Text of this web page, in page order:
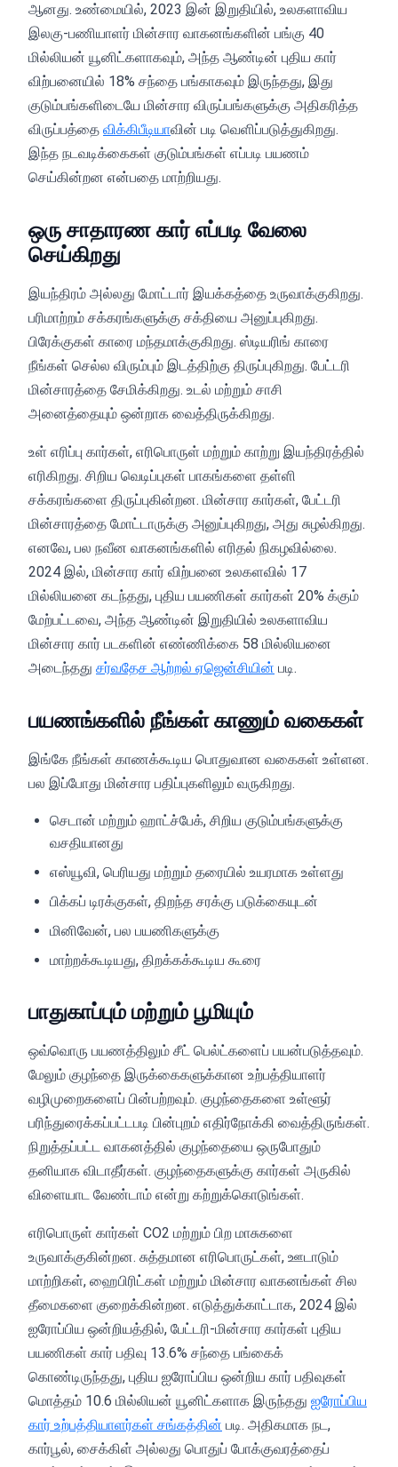
ஆனது. உண்மையில், 2023 இன் இறுதியில், உலகளாவிய
இலகு-பணியாளர் மின்சார வாகனங்களின் பங்கு 40
மில்லியன் யூனிட்களாகவும், அந்த ஆண்டின் புதிய கார்
விற்பனையில் 18% சந்தை பங்காகவும் இருந்தது, இது
குடும்பங்களிடையே மின்சார விருப்பங்களுக்கு அதிகரித்த
விருப்பத்தை விக்கிபீடியாவின் படி வெளிப்படுத்துகிறது.
இந்த நடவடிக்கைகள் குடும்பங்கள் எப்படி பயணம்
செய்கின்றன என்பதை மாற்றியது.
ஒரு சாதாரண கார் எப்படி வேலை
செய்கிறது
இயந்திரம் அல்லது மோட்டார் இயக்கத்தை உருவாக்குகிறது.
பரிமாற்றம் சக்கரங்களுக்கு சக்தியை அனுப்புகிறது.
பிரேக்குகள் காரை மந்தமாக்குகிறது. ஸ்டியரிங் காரை
நீங்கள் செல்ல விரும்பும் இடத்திற்கு திருப்புகிறது. பேட்டரி
மின்சாரத்தை சேமிக்கிறது. உடல் மற்றும் சாசி
அனைத்தையும் ஒன்றாக வைத்திருக்கிறது.
உள் எரிப்பு கார்கள், எரிபொருள் மற்றும் காற்று இயந்திரத்தில்
எரிகிறது. சிறிய வெடிப்புகள் பாகங்களை தள்ளி
சக்கரங்களை திருப்புகின்றன. மின்சார கார்கள், பேட்டரி
மின்சாரத்தை மோட்டாருக்கு அனுப்புகிறது, அது சுழல்கிறது.
எனவே, பல நவீன வாகனங்களில் எரிதல் நிகழவில்லை.
2024 இல், மின்சார கார் விற்பனை உலகளவில் 17
மில்லியனை கடந்தது, புதிய பயணிகள் கார்கள் 20% க்கும்
மேற்பட்டவை, அந்த ஆண்டின் இறுதியில் உலகளாவிய
மின்சார கார் படகளின் எண்ணிக்கை 58 மில்லியனை
அடைந்தது சர்வதேச ஆற்றல் ஏஜென்சியின் படி.
பயணங்களில் நீங்கள் காணும் வகைகள்
இங்கே நீங்கள் காணக்கூடிய பொதுவான வகைகள் உள்ளன.
பல இப்போது மின்சார பதிப்புகளிலும் வருகிறது.
செடான் மற்றும் ஹாட்ச்பேக், சிறிய குடும்பங்களுக்கு
வசதியானது
எஸ்யூவி, பெரியது மற்றும் தரையில் உயரமாக உள்ளது
பிக்கப் டிரக்குகள், திறந்த சரக்கு படுக்கையுடன்
மினிவேன், பல பயணிகளுக்கு
மாற்றக்கூடியது, திறக்கக்கூடிய கூரை
பாதுகாப்பும் மற்றும் பூமியும்
ஒவ்வொரு பயணத்திலும் சீட் பெல்ட்களைப் பயன்படுத்தவும்.
மேலும் குழந்தை இருக்கைகளுக்கான உற்பத்தியாளர்
வழிமுறைகளைப் பின்பற்றவும். குழந்தைகளை உள்ளூர்
பரிந்துரைக்கப்பட்டபடி பின்புறம் எதிர்நோக்கி வைத்திருங்கள்.
நிறுத்தப்பட்ட வாகனத்தில் குழந்தையை ஒருபோதும்
தனியாக விடாதீர்கள். குழந்தைகளுக்கு கார்கள் அருகில்
விளையாட வேண்டாம் என்று கற்றுக்கொடுங்கள்.
எரிபொருள் கார்கள் CO2 மற்றும் பிற மாசுகளை
உருவாக்குகின்றன. சுத்தமான எரிபொருட்கள், ஊடாடும்
மாற்றிகள், ஹைபிரிட்கள் மற்றும் மின்சார வாகனங்கள் சில
தீமைகளை குறைக்கின்றன. எடுத்துக்காட்டாக, 2024 இல்
ஐரோப்பிய ஒன்றியத்தில், பேட்டரி-மின்சார கார்கள் புதிய
பயணிகள் கார் பதிவு 13.6% சந்தை பங்கைக்
கொண்டிருந்தது, புதிய ஐரோப்பிய ஒன்றிய கார் பதிவுகள்
மொத்தம் 10.6 மில்லியன் யூனிட்களாக இருந்தது ஐரோப்பிய
கார் உற்பத்தியாளர்கள் சங்கத்தின் படி. அதிகமாக நட,
கார்பூல், சைக்கிள் அல்லது பொதுப் போக்குவரத்தைப்